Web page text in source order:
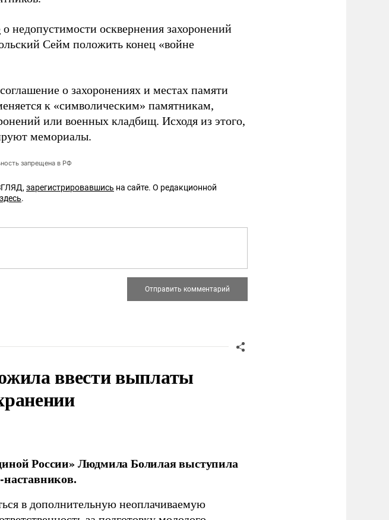
о недопустимости осквернения захоронений
Сейм положить конец «войне
о захоронениях и местах памяти
к «символическим» памятникам,
или военных кладбищ. Исходя из этого,
мемориалы.
запрещена в РФ
зарегистрировавшись на сайте. О редакционной
здесь.
ввести выплаты
России» Людмила Болилая выступила
в дополнительную неоплачиваемую